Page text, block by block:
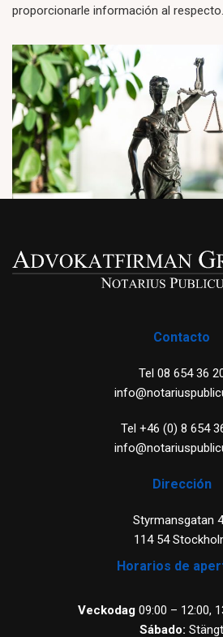
proporcionarle información al respecto.
Contacto
Tel 08 654 36
Tel +46 (0) 8 654
Dirección
Styrmansgatan
114 54
Horarios de
Veckodag 09:00 – 12:00,
Sábado: Stängt